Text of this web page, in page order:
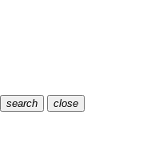
search
close